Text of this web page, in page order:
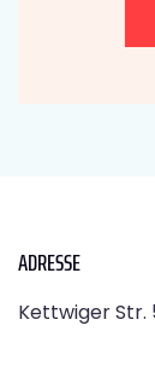
ADRESSE
Kettwiger Str.